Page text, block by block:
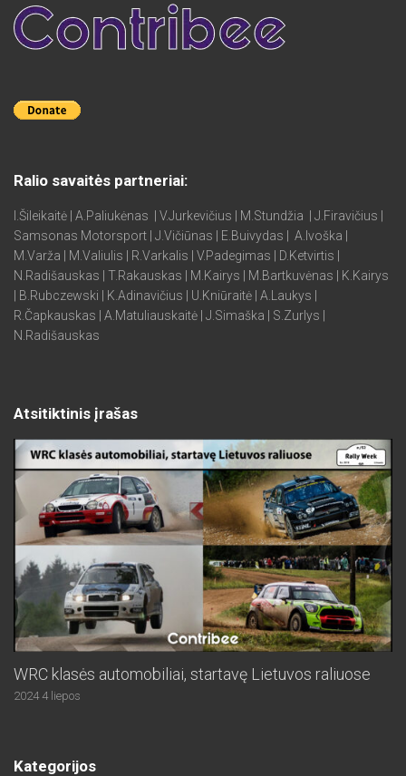
Ralio savaitės partneriai:
I.Šileikaitė | A.Paliukėnas | V.Jurkevičius | M.Stundžia | J.Firavičius |
Samsonas Motorsport | J.Vičiūnas | E.Buivydas | A.Ivoška |
M.Varža | M.Valiulis | R.Varkalis | V.Padegimas | D.Ketvirtis |
N.Radišauskas | T.Rakauskas | M.Kairys | M.Bartkuvėnas | K.Kairys
| B.Rubczewski | K.Adinavičius | U.Kniūraitė | A.Laukys |
R.Čapkauskas | A.Matuliauskaitė | J.Simaška | S.Zurlys |
N.Radišauskas
Atsitiktinis įrašas
WRC klasės automobiliai, startavę Lietuvos raliuose
2024 4 liepos
Kategorijos